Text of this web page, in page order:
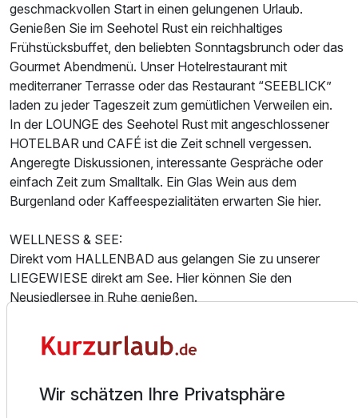
Ausstattung
geschmackvollen Start in einen gelungenen Urlaub.
Genießen Sie im Seehotel Rust ein reichhaltiges
Frühstücksbuffet, den beliebten Sonntagsbrunch oder das
Gourmet Abendmenü. Unser Hotelrestaurant mit
mediterraner Terrasse oder das Restaurant “SEEBLICK”
laden zu jeder Tageszeit zum gemütlichen Verweilen ein.
In der LOUNGE des Seehotel Rust mit angeschlossener
HOTELBAR und CAFÉ ist die Zeit schnell vergessen.
Angeregte Diskussionen, interessante Gespräche oder
einfach Zeit zum Smalltalk. Ein Glas Wein aus dem
Burgenland oder Kaffeespezialitäten erwarten Sie hier.
WELLNESS & SEE:
Direkt vom HALLENBAD aus gelangen Sie zu unserer
LIEGEWIESE direkt am See. Hier können Sie den
Neusiedlersee in Ruhe genießen.
Die WELLNESS-OASE bietet vielfältige
Entspannungsmöglichkeiten:
- Dampfbad
Wir schätzen Ihre Privatsphäre